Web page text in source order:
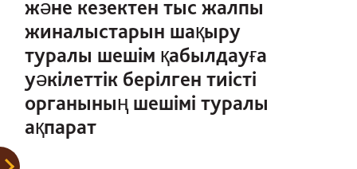
және кезектен тыс жалпы
жиналыстарын шақыру
туралы шешім қабылдауға
уәкілеттік берілген тиісті
органының шешімі туралы
ақпарат